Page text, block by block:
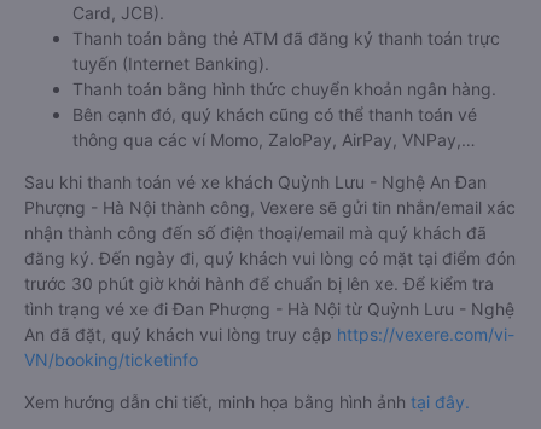
Card, JCB).
Thanh toán bằng thẻ ATM đã đăng ký thanh toán trực
tuyến (Internet Banking).
Thanh toán bằng hình thức chuyển khoản ngân hàng.
Bên cạnh đó, quý khách cũng có thể thanh toán vé
thông qua các ví Momo, ZaloPay, AirPay, VNPay,…
Sau khi thanh toán vé xe khách Quỳnh Lưu - Nghệ An Đan
Phượng - Hà Nội thành công, Vexere sẽ gửi tin nhắn/email xác
nhận thành công đến số điện thoại/email mà quý khách đã
đăng ký. Đến ngày đi, quý khách vui lòng có mặt tại điểm đón
trước 30 phút giờ khởi hành để chuẩn bị lên xe. Để kiểm tra
tình trạng vé xe đi Đan Phượng - Hà Nội từ Quỳnh Lưu - Nghệ
An đã đặt, quý khách vui lòng truy cập https://vexere.com/vi-
VN/booking/ticketinfo
Xem hướng dẫn chi tiết, minh họa bằng hình ảnh tại đây.